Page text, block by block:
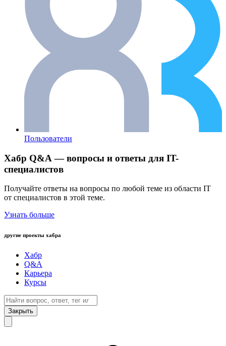
Пользователи
Хабр Q&A — вопросы и ответы для IT-
специалистов
Получайте ответы на вопросы по любой теме из области IT
от специалистов в этой теме.
Узнать больше
другие проекты хабра
Хабр
Q&A
Карьера
Курсы
Закрыть